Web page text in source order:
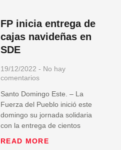
FP inicia entrega de
cajas navideñas en
SDE
19/12/2022
No hay
comentarios
Santo Domingo Este. – La
Fuerza del Pueblo inició este
domingo su jornada solidaria
con la entrega de cientos
READ MORE